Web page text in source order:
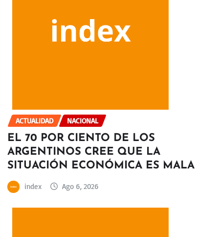
ACTUALIDAD NACIONAL
EL 70 POR CIENTO DE LOS
ARGENTINOS CREE QUE LA
SITUACIÓN ECONÓMICA ES MALA
index Ago 6, 2026